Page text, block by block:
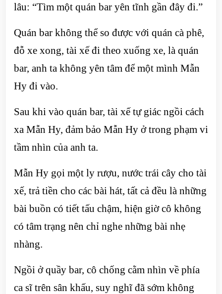
lâu: “Tìm một quán bar yên tĩnh gần đây đi.”
Quán bar không thể so được với quán cà phê,
đỗ xe xong, tài xế đi theo xuống xe, là quán
bar, anh ta không yên tâm để một mình Mẫn
Hy đi vào.
Sau khi vào quán bar, tài xế tự giác ngồi cách
xa Mẫn Hy, đảm bảo Mẫn Hy ở trong phạm vi
tầm nhìn của anh ta.
Mẫn Hy gọi một ly rượu, nước trái cây cho tài
xế, trả tiền cho các bài hát, tất cả đều là những
bài buồn có tiết tấu chậm, hiện giờ cô không
có tâm trạng nên chỉ nghe những bài nhẹ
nhàng.
Ngồi ở quầy bar, cô chống cằm nhìn về phía
ca sĩ trên sân khấu, suy nghĩ đã sớm không